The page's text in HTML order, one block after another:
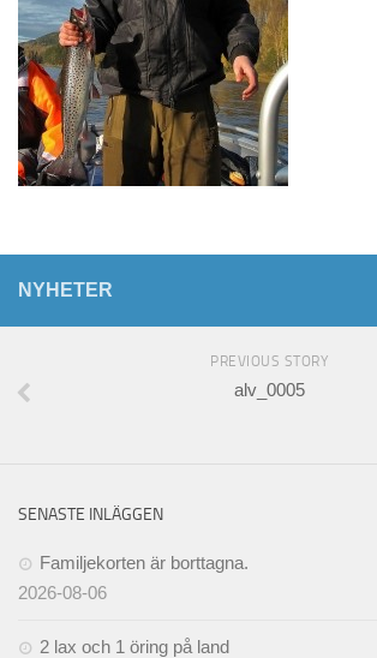
NYHETER
PREVIOUS STORY
alv_0005
SENASTE INLÄGGEN
Familjekorten är borttagna.
2026-08-06
2 lax och 1 öring på land